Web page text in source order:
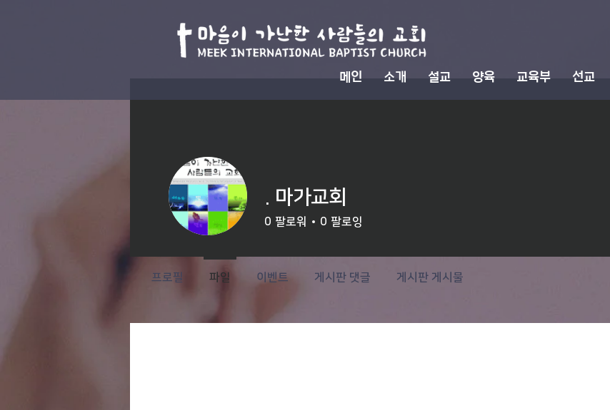
메인 소개 설교 양육 교육부 선교
. 마가교회
0 팔로워 0 팔로잉
프로필 파일 이벤트 게시판 댓글 게시판 게시물